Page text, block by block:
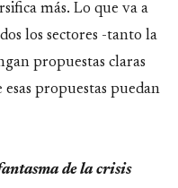
más. Lo que va a
los sectores -tanto la
propuestas claras
propuestas puedan
de la crisis